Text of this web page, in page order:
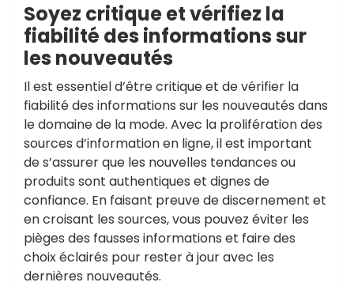
Soyez critique et vérifiez la
fiabilité des informations sur
les nouveautés
Il est essentiel d’être critique et de vérifier la
fiabilité des informations sur les nouveautés dans
le domaine de la mode. Avec la prolifération des
sources d’information en ligne, il est important
de s’assurer que les nouvelles tendances ou
produits sont authentiques et dignes de
confiance. En faisant preuve de discernement et
en croisant les sources, vous pouvez éviter les
pièges des fausses informations et faire des
choix éclairés pour rester à jour avec les
dernières nouveautés.